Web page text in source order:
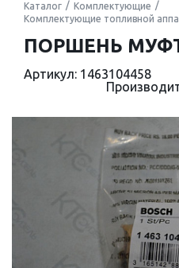
Каталог
Комплектующие
Комплектующие топливной
ПОРШЕНЬ
Артикул: 1463104458